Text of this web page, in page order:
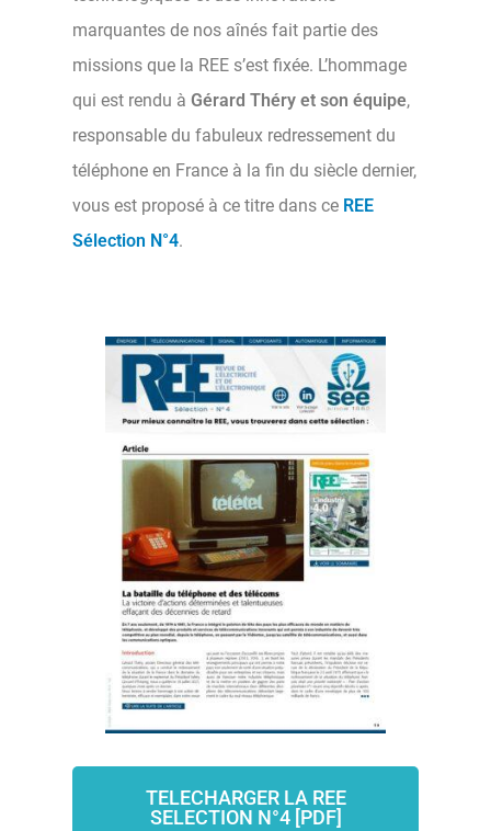
marquantes de nos aînés fait partie des
missions que la REE s’est fixée. L’hommage
qui est rendu à Gérard Théry et son équipe,
responsable du fabuleux redressement du
téléphone en France à la fin du siècle dernier,
vous est proposé à ce titre dans ce REE
Sélection N°4.
TELECHARGER LA REE
SELECTION N°4 [PDF]